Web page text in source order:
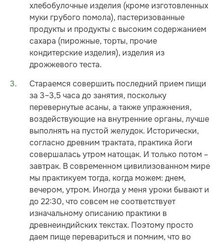
хлебобулочные изделия (кроме изготовленных
муки грубого помола), пастеризованные
продукты и продукты с высоким содержанием
сахара (пирожные, торты, прочие
кондитерские изделия), изделия из
дрожжевого теста.
Стараемся совершить последний прием пищи
за 3–3,5 часа до занятия, поскольку
перевернутые асаны, а также упражнения,
воздействующие на внутренние органы, лучше
выполнять на пустой желудок. Исторически,
согласно древним трактата, практика йоги
совершалась утром натощак. И только потом –
завтрак. В современном цивилизованном мире
мы практикуем тогда, когда можем: днем,
вечером, утром. Иногда у меня уроки бывают и
до 22:30, что совсем не соответствует
изначальному описанию практики в
древнеиндийских текстах. Поэтому просто
даем пище перевариться и помним, что во